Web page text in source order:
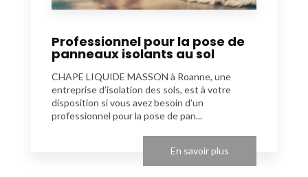
Professionnel pour la pose de
panneaux isolants au sol
CHAPE LIQUIDE MASSON à Roanne, une
entreprise d’isolation des sols, est à votre
disposition si vous avez besoin d’un
professionnel pour la pose de pan...
En savoir plus